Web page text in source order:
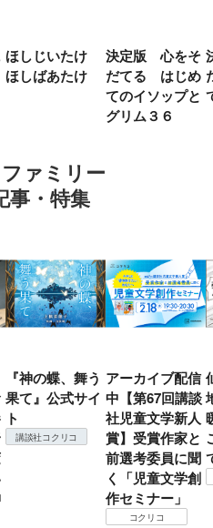
ほしじいたけ
ほしばあたけ
決定版 心をそ
だてる はじめ
てのイソップと
グリム３６
ァミリー
事・特集
『神の蝶、舞う
果て』公式サイ
ト
講談社コクリコ
アーカイブ配信
中【第67回講談
社児童文学新人
賞】受賞作家と
前選考委員に聞
く「児童文学創
作セミナー」
コクリコ